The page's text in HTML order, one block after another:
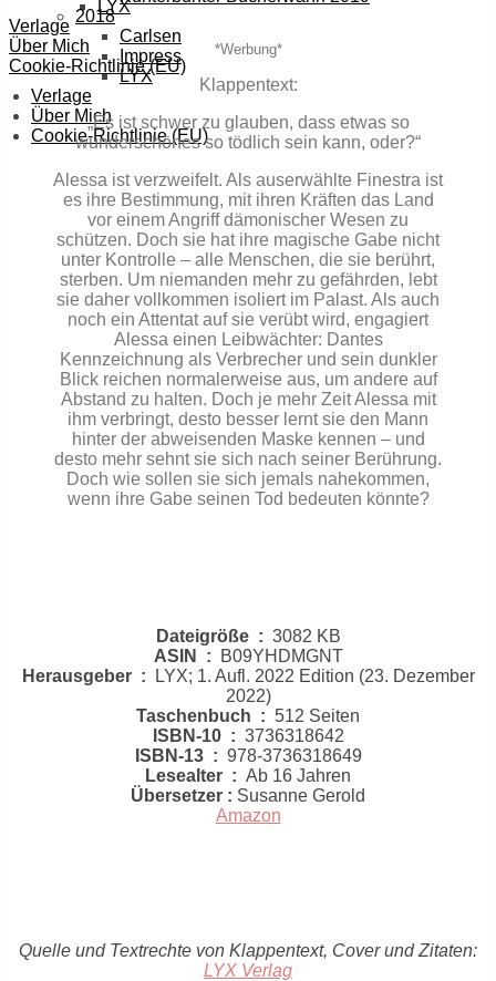
LYX
Verlage
Über Mich
Cookie-Richtlinie (EU)
2018
Carlsen
Impress
LYX
Verlage
Über Mich
Cookie-Richtlinie (EU)
*Werbung*
Klappentext:
„Es ist schwer zu glauben, dass etwas so
wunderschönes so tödlich sein kann, oder?“
Alessa ist verzweifelt. Als auserwählte Finestra ist
es ihre Bestimmung, mit ihren Kräften das Land
vor einem Angriff dämonischer Wesen zu
schützen. Doch sie hat ihre magische Gabe nicht
unter Kontrolle – alle Menschen, die sie berührt,
sterben. Um niemanden mehr zu gefährden, lebt
sie daher vollkommen isoliert im Palast. Als auch
noch ein Attentat auf sie verübt wird, engagiert
Alessa einen Leibwächter: Dantes
Kennzeichnung als Verbrecher und sein dunkler
Blick reichen normalerweise aus, um andere auf
Abstand zu halten. Doch je mehr Zeit Alessa mit
ihm verbringt, desto besser lernt sie den Mann
hinter der abweisenden Maske kennen – und
desto mehr sehnt sie sich nach seiner Berührung.
Doch wie sollen sie sich jemals nahekommen,
wenn ihre Gabe seinen Tod bedeuten könnte?
Dateigröße ‏ : ‎ 3082 KB
ASIN ‏ : ‎
B09YHDMGNT
Herausgeber ‏ : ‎
LYX; 1. Aufl. 2022 Edition (23. Dezember
2022)
Taschenbuch ‏ : ‎ 512 Seiten
ISBN-10 ‏ : ‎ 3736318642
ISBN-13 ‏ : ‎ 978-3736318649
Lesealter ‏ : ‎ Ab 16 Jahren
Übersetzer : Susanne Gerold
Amazon
Quelle und Textrechte von Klappentext, Cover und Zitaten:
LYX Verlag